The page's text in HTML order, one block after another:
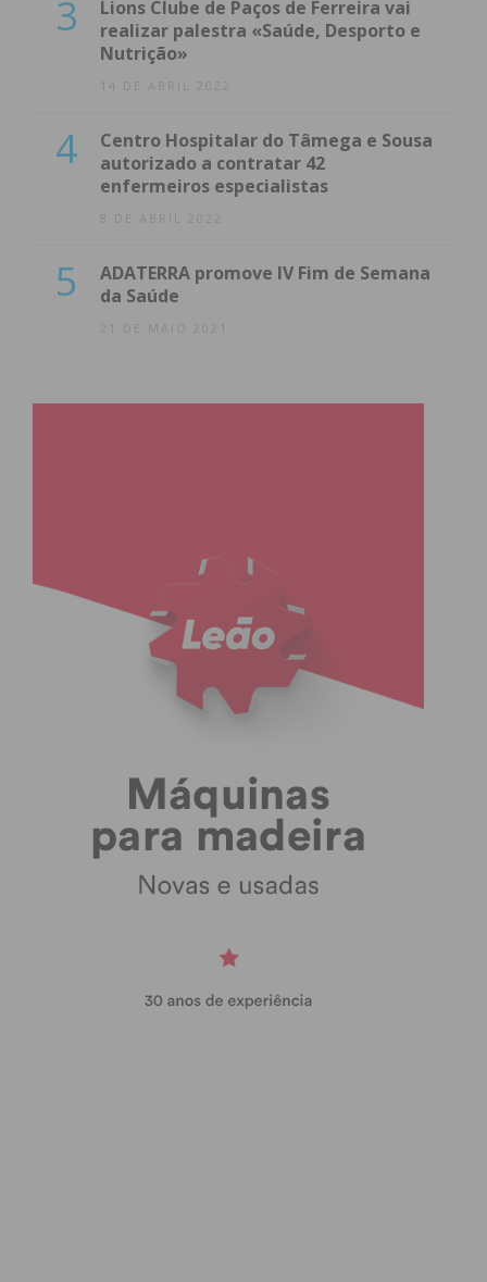
3
Lions Clube de Paços de Ferreira vai
realizar palestra «Saúde, Desporto e
Nutrição»
14 DE ABRIL 2022
4
Centro Hospitalar do Tâmega e Sousa
autorizado a contratar 42
enfermeiros especialistas
8 DE ABRIL 2022
5
ADATERRA promove IV Fim de Semana
da Saúde
21 DE MAIO 2021